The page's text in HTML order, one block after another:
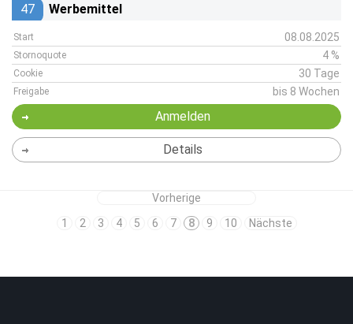
47 Werbemittel
Start 08.08.2025
Stornoquote 4 %
Cookie 30 Tage
Freigabe bis 8 Wochen
Anmelden
Details
Vorherige
1
2 3 4 5 6 7 8 9 10 Nächste